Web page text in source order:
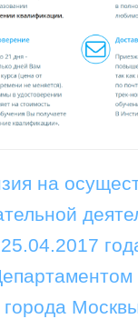
на
25.04.2017
города